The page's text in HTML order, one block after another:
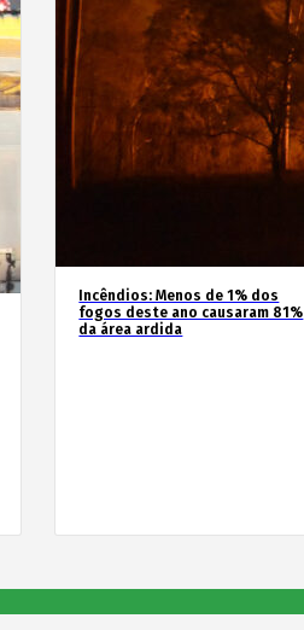
Incêndios: Menos de 1% dos
fogos deste ano causaram 81%
da área ardida